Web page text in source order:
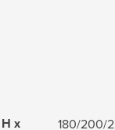
x
180/200/